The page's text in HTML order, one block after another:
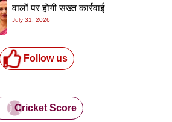
वालों पर होगी सख्त कार्रवाई
July 31, 2026
Follow us
Cricket Score